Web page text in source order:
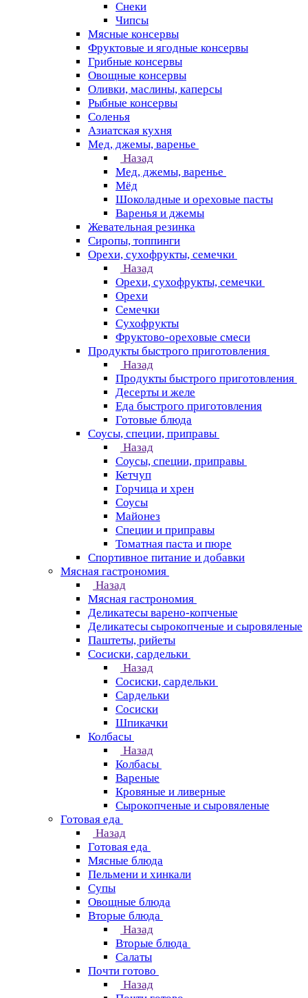
Снеки
Чипсы
Мясные консервы
Фруктовые и ягодные консервы
Грибные консервы
Овощные консервы
Оливки, маслины, каперсы
Рыбные консервы
Соленья
Азиатская кухня
Мед, джемы, варенье
Назад
Мед, джемы, варенье
Мёд
Шоколадные и ореховые пасты
Варенья и джемы
Жевательная резинка
Сиропы, топпинги
Орехи, сухофрукты, семечки
Назад
Орехи, сухофрукты, семечки
Орехи
Семечки
Сухофрукты
Фруктово-ореховые смеси
Продукты быстрого приготовления
Назад
Продукты быстрого приготовления
Десерты и желе
Еда быстрого приготовления
Готовые блюда
Соусы, специи, приправы
Назад
Соусы, специи, приправы
Кетчуп
Горчица и хрен
Соусы
Майонез
Специи и приправы
Томатная паста и пюре
Спортивное питание и добавки
Мясная гастрономия
Назад
Мясная гастрономия
Деликатесы варено-копченые
Деликатесы сырокопченые и сыровяленые
Паштеты, рийеты
Сосиски, сардельки
Назад
Сосиски, сардельки
Сардельки
Сосиски
Шпикачки
Колбасы
Назад
Колбасы
Вареные
Кровяные и ливерные
Сырокопченые и сыровяленые
Готовая еда
Назад
Готовая еда
Мясные блюда
Пельмени и хинкали
Супы
Овощные блюда
Вторые блюда
Назад
Вторые блюда
Салаты
Почти готово
Назад